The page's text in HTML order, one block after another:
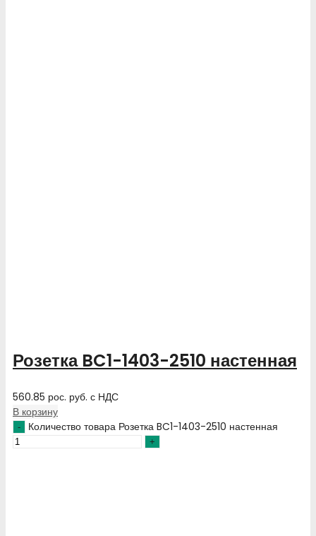
Розетка BC1-1403-2510 настенная
560.85 рос. руб. с НДС
В корзину
Количество товара Розетка BC1-1403-2510 настенная